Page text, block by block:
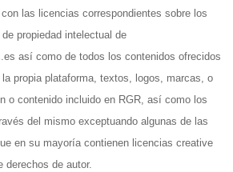
las licencias correspondientes sobre los
propiedad intelectual de
así como de todos los contenidos ofrecidos
propia plataforma, textos, logos, marcas, o
o contenido incluido en RGR, así como los
del mismo exceptuando algunas de las
en su mayoría contienen licencias creative
de autor.